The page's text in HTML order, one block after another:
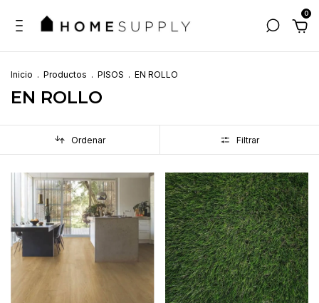
0
Inicio . Productos . PISOS . EN ROLLO
EN ROLLO
Ordenar Filtrar